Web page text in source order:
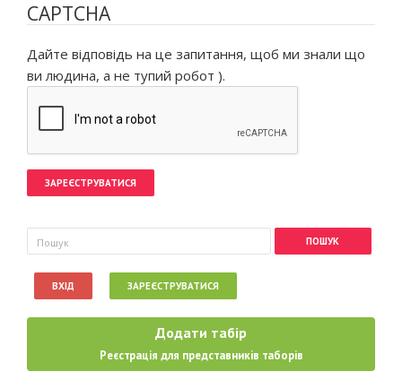
CAPTCHA
Дайте відповідь на це запитання, щоб ми знали що
ви людина, а не тупий робот ).
Пошукова форма
Пошук
ВХІД ЗАРЕЄСТРУВАТИСЯ
Додати табір
Реєстрація для представників таборів